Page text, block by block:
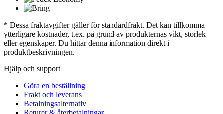
* Dessa fraktavgifter gäller för standardfrakt. Det kan tillkomma
ytterligare kostnader, t.ex. på grund av produkternas vikt, storlek
eller egenskaper. Du hittar denna information direkt i
produktbeskrivningen.
Hjälp och support
Göra en beställning
Frakt och leverans
Betalningsalternativ
Returer & återbetalningar